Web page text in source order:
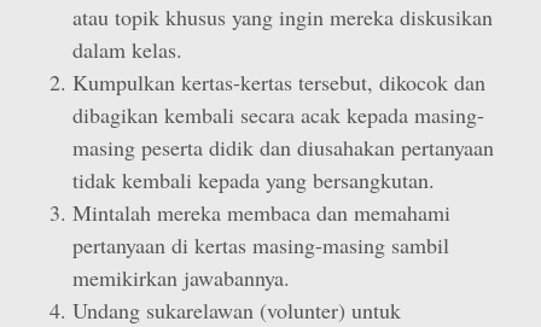
atau topik khusus yang ingin mereka diskusikan
dalam kelas.
Kumpulkan kertas-kertas tersebut, dikocok dan
dibagikan kembali secara acak kepada masing-
masing peserta didik dan diusahakan pertanyaan
tidak kembali kepada yang bersangkutan.
Mintalah mereka membaca dan memahami
pertanyaan di kertas masing-masing sambil
memikirkan jawabannya.
Undang sukarelawan (volunter) untuk